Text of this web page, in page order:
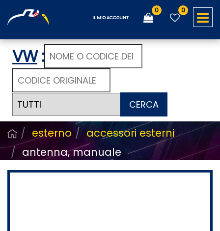
IL MIO ACCOUNT
0 0
VW:
CERCA
esterno
accessori esterni
antenna, manuale